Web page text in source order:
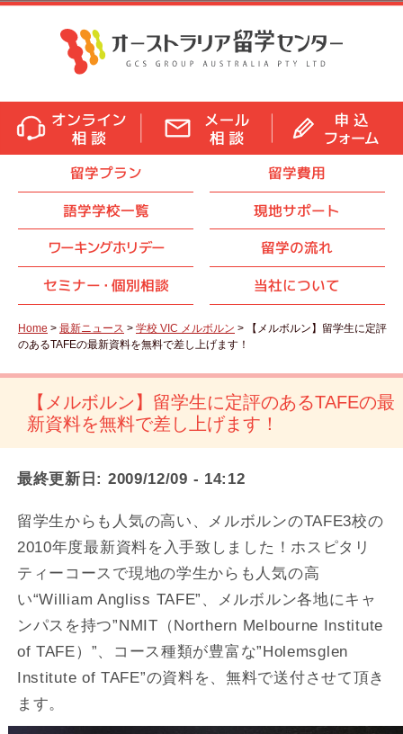
留学プラン
留学費用
語学学校一覧
現地サポート
ワーキングホリデー
留学の流れ
セミナー・ 個別相談 当社について
Home > 最新ニュース > 学校 VIC メルボルン > 【メルボルン】留学生に定評
のあるTAFEの最新資料を無料で差し上げます！
【メルボルン】留学生に定評のあるTAFEの最
新資料を無料で差し上げます！
最終更新日: 2009/12/09 - 14:12
留学生からも人気の高い、メルボルンのTAFE3校の
2010年度最新資料を入手致しました！ホスピタリ
ティーコースで現地の学生からも人気の高
い“William Angliss TAFE”、メルボルン各地にキャ
ンパスを持つ”NMIT（Northern Melbourne Institute
of TAFE）”、コース種類が豊富な”Holemsglen
Institute of TAFE”の資料を、無料で送付させて頂き
ます。